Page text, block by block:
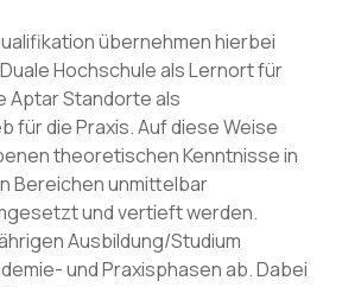
übernehmen hierbei
Hochschule als Lernort für
Aptar Standorte als
für die Praxis. Auf diese Weise
theoretischen Kenntnisse in
Bereichen unmittelbar
und vertieft werden.
Ausbildung/Studium
und Praxisphasen ab. Dabei